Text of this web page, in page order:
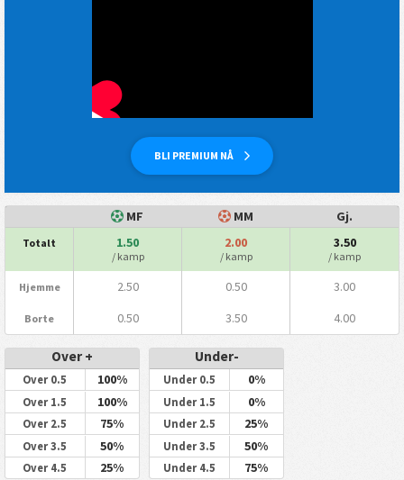
BLI PREMIUM NÅ
MF MM Gj.
Totalt 1.50
/ kamp
2.00
/ kamp
3.50
/ kamp
Hjemme 2.50 0.50 3.00
Borte 0.50 3.50 4.00
Over +
Over 0.5 100%
Over 1.5 100%
Over 2.5 75%
Over 3.5 50%
Over 4.5 25%
Under-
Under 0.5 0%
Under 1.5 0%
Under 2.5 25%
Under 3.5 50%
Under 4.5 75%